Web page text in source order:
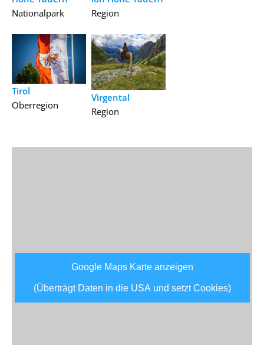
Nationalpark
Tirol
Oberregion
Region
Virgental
Region
Google Maps Karte anzeigen
(Überträgt Daten in die USA und setzt Cookies)